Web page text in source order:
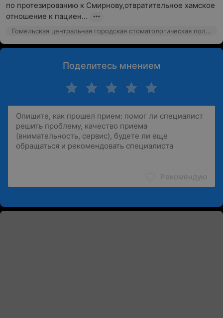
по протезированию к Смирнову,отвратительное хамское
отношение к пациен...
Гомельская центральная городская стоматологическая поликлиника, ул. Крестьянская, 21
Поделитесь мнением
Рекомендую